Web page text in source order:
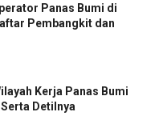
Panas Bumi di
Pembangkit dan
Kerja Panas Bumi
Detilnya